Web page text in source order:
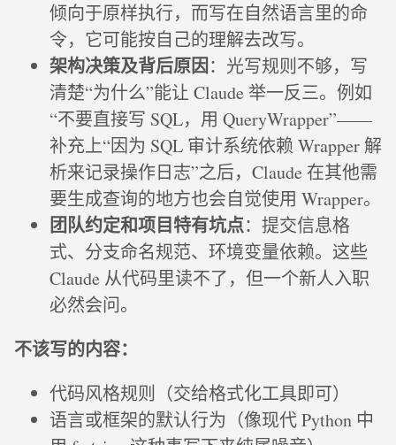
倾向于原样执行，而写在自然语言里的命
令，它可能按自己的理解去改写。
架构决策及背后原因：光写规则不够，写
清楚“为什么”能让 Claude 举一反三。例如
“不要直接写 SQL，用 QueryWrapper”——
补充上“因为 SQL 审计系统依赖 Wrapper 解
析来记录操作日志”之后，Claude 在其他需
要生成查询的地方也会自觉使用 Wrapper。
团队约定和项目特有坑点：提交信息格
式、分支命名规范、环境变量依赖。这些
Claude 从代码里读不了，但一个新人入职
必然会问。
不该写的内容：
代码风格规则（交给格式化工具即可）
语言或框架的默认行为（像现代 Python 中